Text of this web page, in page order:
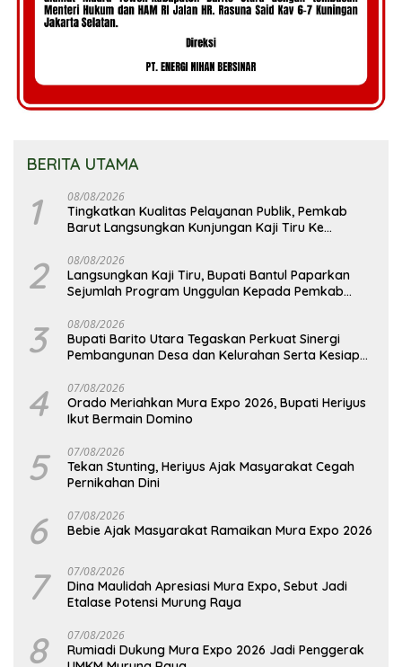
BERITA UTAMA
1 08/08/2026
Tingkatkan Kualitas Pelayanan Publik, Pemkab
Barut Langsungkan Kunjungan Kaji Tiru Ke
2 08/08/2026
Langsungkan Kaji Tiru, Bupati Bantul Paparkan
Sejumlah Program Unggulan Kepada Pemkab
3 08/08/2026
Bupati Barito Utara Tegaskan Perkuat Sinergi
Pembangunan Desa dan Kelurahan Serta Kesiapan
4 07/08/2026
Orado Meriahkan Mura Expo 2026, Bupati Heriyus
Ikut Bermain Domino
5 07/08/2026
Tekan Stunting, Heriyus Ajak Masyarakat Cegah
Pernikahan Dini
6 07/08/2026
Bebie Ajak Masyarakat Ramaikan Mura Expo 2026
7 07/08/2026
Dina Maulidah Apresiasi Mura Expo, Sebut Jadi
Etalase Potensi Murung Raya
8 07/08/2026
Rumiadi Dukung Mura Expo 2026 Jadi Penggerak